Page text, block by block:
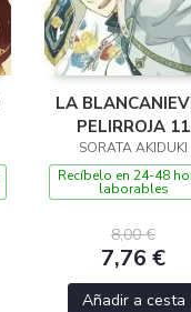
LA
PELIRROJA 11
SHOJO
SORATA AKIDUKI
Recíbelo en 24-48
laborables
8,00 €
7,76 €
Añadir a cesta